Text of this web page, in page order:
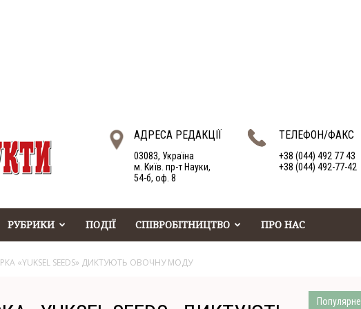
АДРЕСА РЕДАКЦІЇ
03083, Україна
м. Київ. пр-т Науки,
54-б, оф. 8
ТЕЛЕФОН/ФАКС
+38 (044) 492 77 43
+38 (044) 492-77-42
РУБРИКИ ПОДІЇ СПІВРОБІТНИЦТВО ПРО НАС
«YUKSEL SEEDS» ДИКТУЮТЬ ОВОЧНУ МОДУ
Популярне